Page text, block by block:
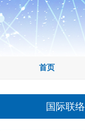
首页
国际联络